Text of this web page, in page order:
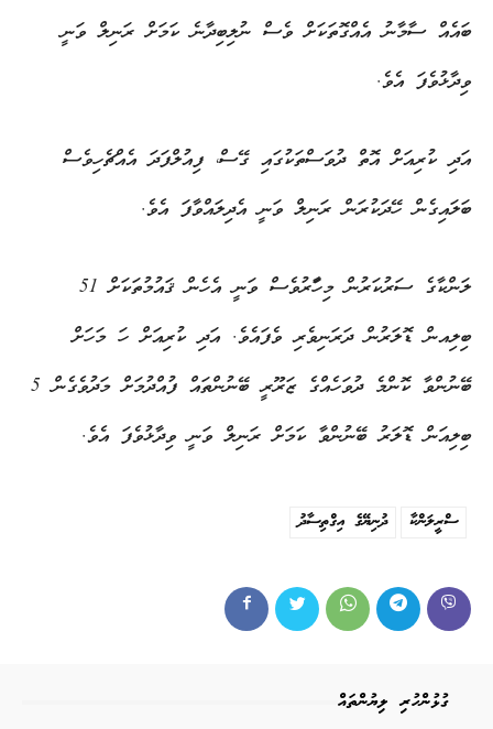
ބައެއް ސާމާނު އެއްގޮތަކަށް ވެސް ނުލިބިދާނެ ކަމަށް ރަނިލް ވަނީ
ވިދާޅުވެފަ އެވެ.
އަދި ކުރިއަށް އޮތް ދުވަސްތަކުގައި ގޭސް، ފިއުލްފަދަ އެއްޗެހިވެސް
ބަލައިގެން ހޭދަކުރަން ރަނިލް ވަނީ އެދިލައްވާފަ އެވެ.
ލަންކާގެ ސަރުކަރުން މިހަާރުވެސް ވަނީ އެހެން ޤައުމުތަކަށް 51
ބިލިއން ޑޮލަރުން ދަރަނިވެރި ވެފައެވެ. އަދި ކުރިއަށް ހަ މަހަށް
ބޭނުންވާ ކޮންމެ ދުވަހެއްގެ ޒަރޫރީ ބޭނުންތައް ފުއްދުމަށް މަދުވެގެން 5
ބިލިއަން ޑޮލަރު ބޭނުންވާ ކަމަށް ރަނިލް ވަނީ ވިދާޅުވެފަ އެވެ.
ދުނިޔޭގެ އިގްތިސާދު ސްރީލަންކާ
ގުޅުންހުރި ލިޔުންތައް